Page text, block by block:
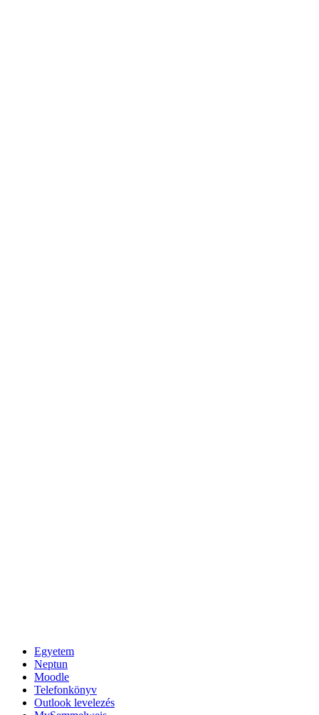
Egyetem
Neptun
Moodle
Telefonkönyv
Outlook levelezés